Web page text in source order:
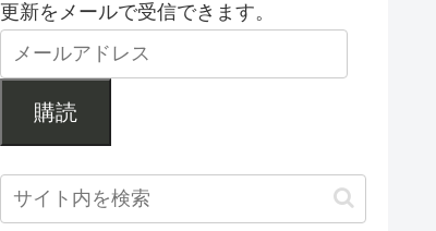
更新をメールで受信できます。
購読